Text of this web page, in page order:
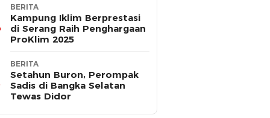
BERITA
Kampung Iklim Berprestasi
di Serang Raih Penghargaan
ProKlim 2025
BERITA
Setahun Buron, Perompak
Sadis di Bangka Selatan
Tewas Didor